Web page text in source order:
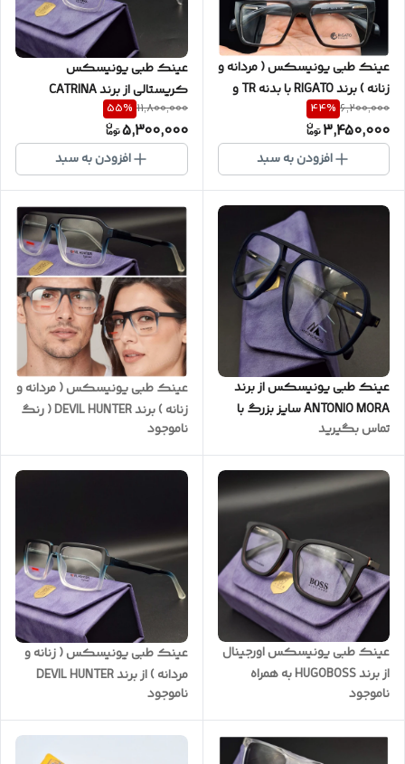
عینک طبی یونیسکس ( مردانه و
زنانه ) برند RIGATO با بدنه TR و
نشکن ( کیفیت ضمانتی ) به
همراه پک کامل ( با امکان
سفارش ساخت عدسی با نمره
چشم شما ) کد RIG8091
6,200,000
44%
3,450,000
افزودن به سبد
عینک طبی یونیسکس
کریستالی از برند CATRINA
سفارش اروپا با یکسال گارانتی
رنگ و بدنه ( با امکان سفارش
ساخت عدسی ) کد CT214
11,800,000
55%
5,300,000
افزودن به سبد
عینک طبی یونیسکس از برند
ANTONIO MORA سایز بزرگ با
بدنه TR100 و نشکن ( ضمانتی )
به همراه پک کامل ( با امکان
سفارش ساخت عدسی با نمره
چشم شما ) کد AN7324
تماس بگیرید
عینک طبی یونیسکس ( مردانه و
زنانه ) برند DEVIL HUNTER ( رنگ
العاده سبک کیفیت ضمانتی ( با
امکان سفارش ساخت عدسی ) (
ناموجود
عینک طبی یونیسکس اورجینال
از برند HUGOBOSS به همراه
یکسال گارانتی ( سفارش اروپا )
بدنه استیت خالص به همراه پک
کامل کد HU550
ناموجود
عینک طبی یونیسکس ( زنانه و
مردانه ) از برند DEVIL HUNTER
و کیفیت ضمانتی ( با امکان
سفارش ساخت عدسی ) کد
ناموجود